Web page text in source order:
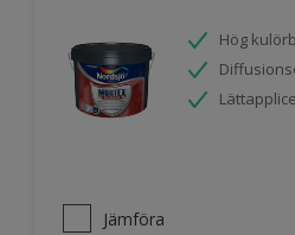
Hög
Jämföra